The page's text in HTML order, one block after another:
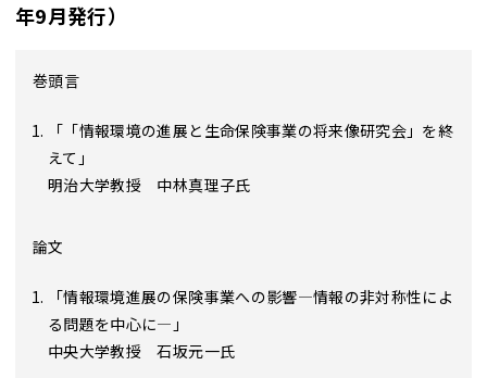
年9月発行）
巻頭言
「「情報環境の進展と生命保険事業の将来像研究会」を終
えて」
明治大学教授 中林真理子氏
論文
「情報環境進展の保険事業への影響―情報の非対称性によ
る問題を中心に―」
中央大学教授 石坂元一氏